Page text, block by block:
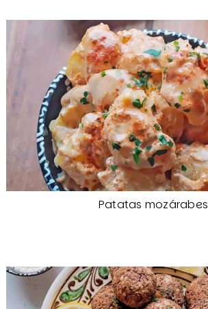
Patatas mozárabes